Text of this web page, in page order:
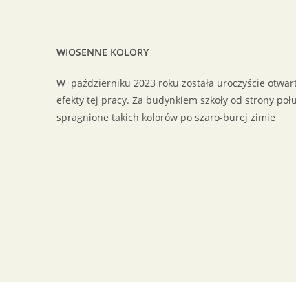
WIOSENNE KOLORY
W październiku 2023 roku została uroczyście
efekty tej pracy. Za budynkiem szkoły od strony
spragnione takich kolorów po szaro-burej zimie